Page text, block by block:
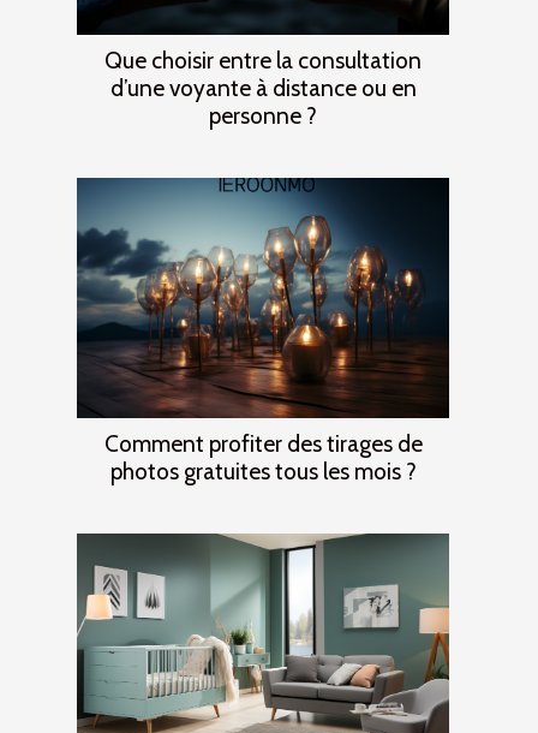
Que choisir entre la consultation
d’une voyante à distance ou en
personne ?
Comment profiter des tirages de
photos gratuites tous les mois ?